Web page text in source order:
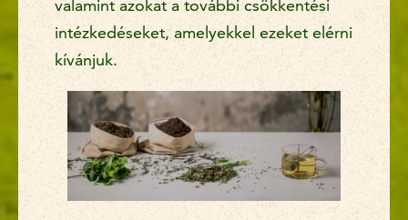
valamint azokat a további csökkentési
intézkedéseket, amelyekkel ezeket elérni
kívánjuk.